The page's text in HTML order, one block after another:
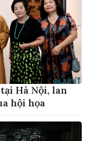
Hà Nội, lan
hội họa